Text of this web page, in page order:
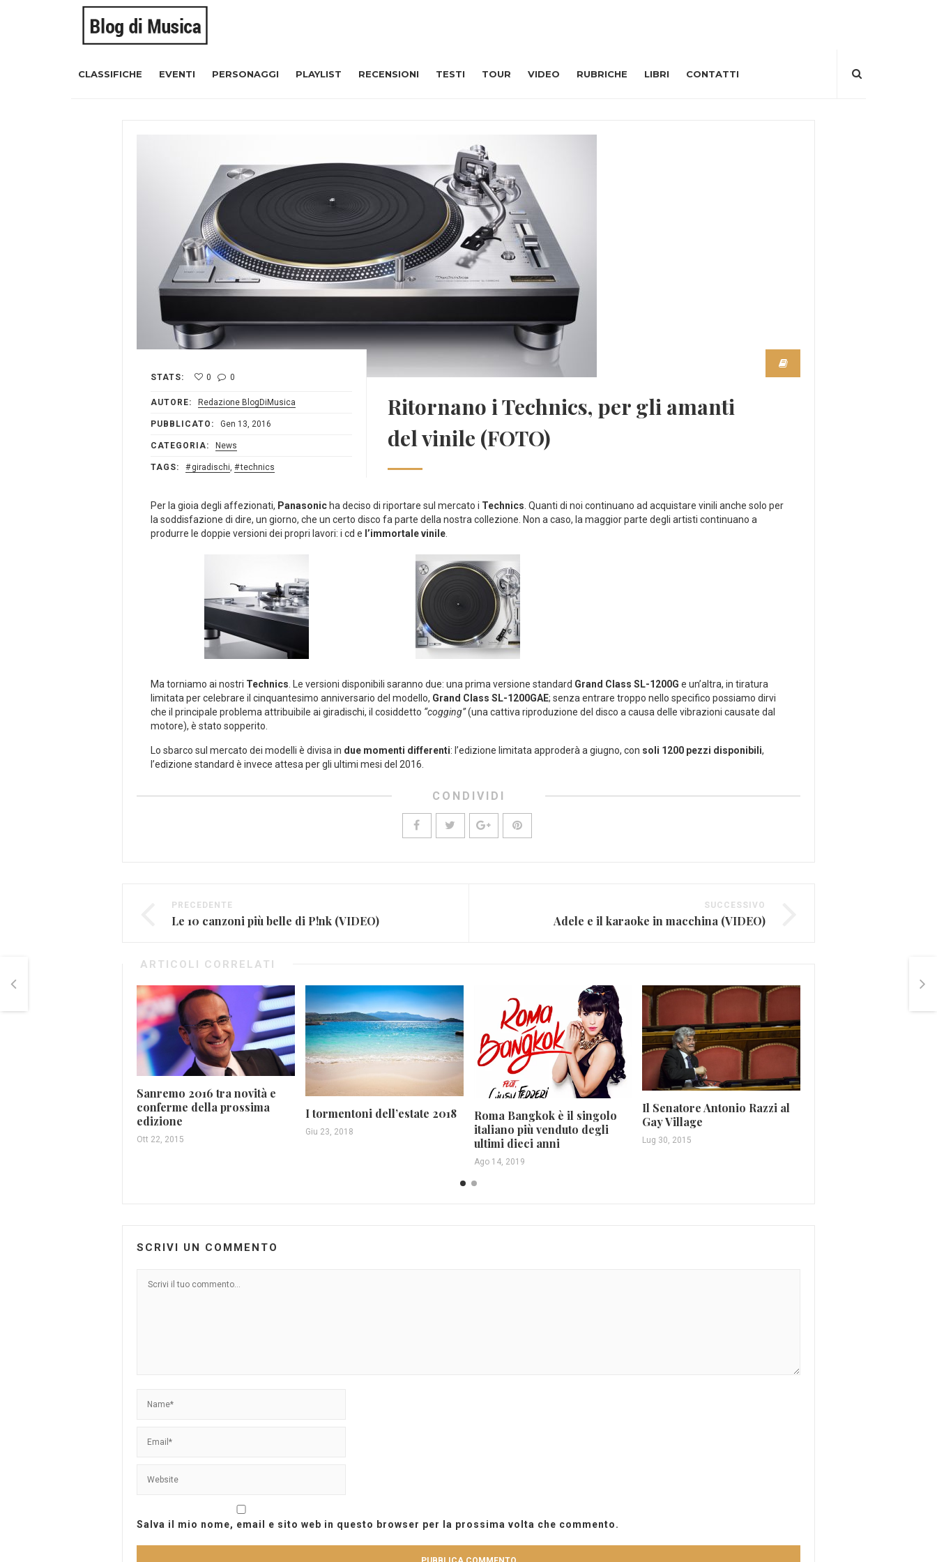
CLASSIFICHE EVENTI PERSONAGGI PLAYLIST RECENSIONI TESTI TOUR VIDEO RUBRICHE LIBRI CONTATTI
STATS: 0 0
AUTORE: Redazione BlogDiMusica
PUBBLICATO: Gen 13, 2016
CATEGORIA: News
TAGS: giradischi, technics
Ritornano i Technics, per gli amanti
del vinile (FOTO)
Per la gioia degli affezionati, Panasonic ha deciso di riportare sul mercato i Technics. Quanti di noi continuano ad acquistare vinili anche solo per
la soddisfazione di dire, un giorno, che un certo disco fa parte della nostra collezione. Non a caso, la maggior parte degli artisti continuano a
produrre le doppie versioni dei propri lavori: i cd e l’immortale vinile.
Ma torniamo ai nostri Technics. Le versioni disponibili saranno due: una prima versione standard Grand Class SL-1200G e un’altra, in tiratura
limitata per celebrare il cinquantesimo anniversario del modello, Grand Class SL-1200GAE; senza entrare troppo nello specifico possiamo dirvi
che il principale problema attribuibile ai giradischi, il cosiddetto “cogging”(una cattiva riproduzione del disco a causa delle vibrazioni causate dal
motore), è stato sopperito.
Lo sbarco sul mercato dei modelli è divisa in due momenti differenti: l’edizione limitata approderà a giugno, con soli 1200 pezzi disponibili,
l’edizione standard è invece attesa per gli ultimi mesi del 2016.
CONDIVIDI
PRECEDENTE
Le 10 canzoni più belle di P!nk (VIDEO)
SUCCESSIVO
Adele e il karaoke in macchina (VIDEO)
ARTICOLI CORRELATI
Sanremo 2016 tra novità e
conferme della prossima
edizione
Ott 22, 2015
I tormentoni dell’estate 2018
Giu 23, 2018
Roma Bangkok è il singolo
italiano più venduto degli
ultimi dieci anni
Ago 14, 2019
Il Senatore Antonio Razzi al
Gay Village
Lug 30, 2015
SCRIVI UN COMMENTO
Salva il mio nome, email e sito web in questo browser per la prossima volta che commento.